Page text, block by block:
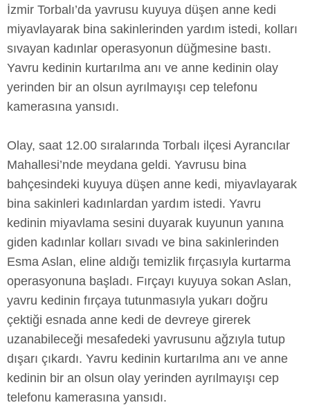
İzmir Torbalı’da yavrusu kuyuya düşen anne kedi
miyavlayarak bina sakinlerinden yardım istedi, kolları
sıvayan kadınlar operasyonun düğmesine bastı.
Yavru kedinin kurtarılma anı ve anne kedinin olay
yerinden bir an olsun ayrılmayışı cep telefonu
kamerasına yansıdı.
Olay, saat 12.00 sıralarında Torbalı ilçesi Ayrancılar
Mahallesi’nde meydana geldi. Yavrusu bina
bahçesindeki kuyuya düşen anne kedi, miyavlayarak
bina sakinleri kadınlardan yardım istedi. Yavru
kedinin miyavlama sesini duyarak kuyunun yanına
giden kadınlar kolları sıvadı ve bina sakinlerinden
Esma Aslan, eline aldığı temizlik fırçasıyla kurtarma
operasyonuna başladı. Fırçayı kuyuya sokan Aslan,
yavru kedinin fırçaya tutunmasıyla yukarı doğru
çektiği esnada anne kedi de devreye girerek
uzanabileceği mesafedeki yavrusunu ağzıyla tutup
dışarı çıkardı. Yavru kedinin kurtarılma anı ve anne
kedinin bir an olsun olay yerinden ayrılmayışı cep
telefonu kamerasına yansıdı.